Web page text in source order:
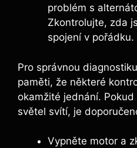
problém s
Zkontrolujte, zda
spojení v pořádku.
Pro správnou
paměti, že některé
okamžité jednání.
světel svítí, je
Vypněte motor a